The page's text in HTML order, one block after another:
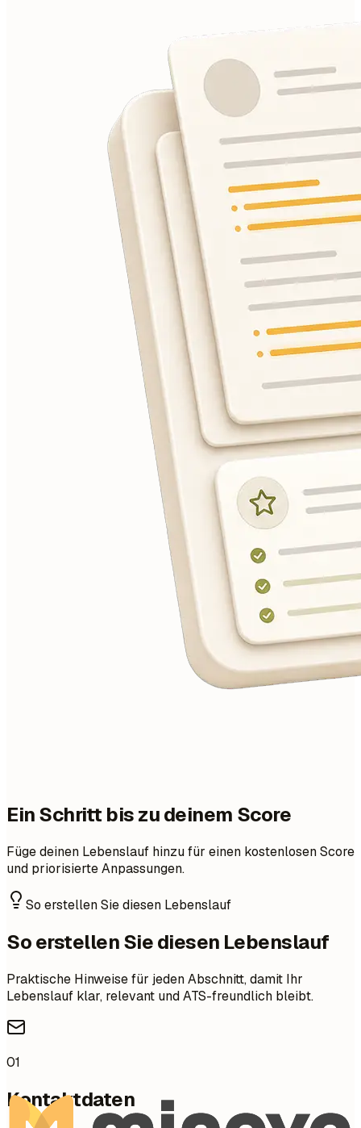
Ein Schritt bis zu deinem Score
Füge deinen Lebenslauf hinzu für einen kostenlosen Score
und priorisierte Anpassungen.
So erstellen Sie diesen Lebenslauf
So erstellen Sie diesen Lebenslauf
Praktische Hinweise für jeden Abschnitt, damit Ihr
Lebenslauf klar, relevant und ATS-freundlich bleibt.
01
Kontaktdaten